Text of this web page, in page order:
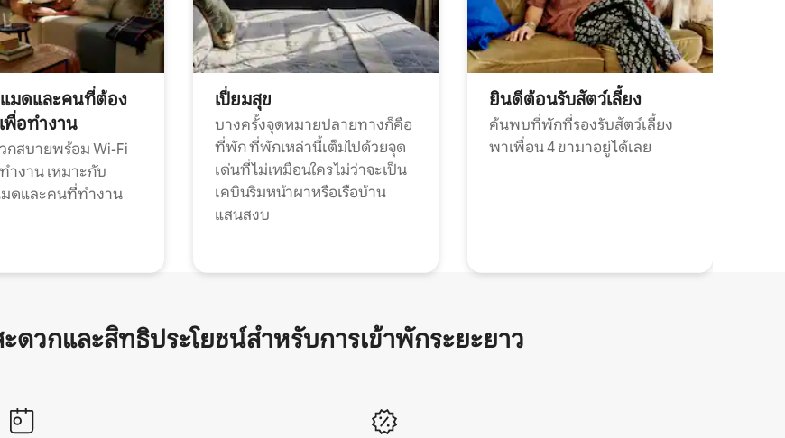
มดและคนที่ต้อง
พื่อทำงาน
สบายพร้อม Wi-Fi
งาน เหมาะกับ
มดและคนที่ทำงาน
เปี่ยมสุข
บางครั้งจุดหมายปลายทางก็คือ
ที่พัก ที่พักเหล่านี้เต็มไปด้วยจุด
เด่นที่ไม่เหมือนใคร ไม่ว่าจะเป็น
เคบินริมหน้าผาหรือเรือบ้าน
แสนสงบ
ยินดีต้อนรับสัตว์เลี้ยง
ค้นพบที่พักที่รองรับสัตว์เลี้ยง
พาเพื่อน 4 ขามาอยู่ได้เลย
ดวกและสิทธิประโยชน์สำหรับการเข้าพักระยะยาว